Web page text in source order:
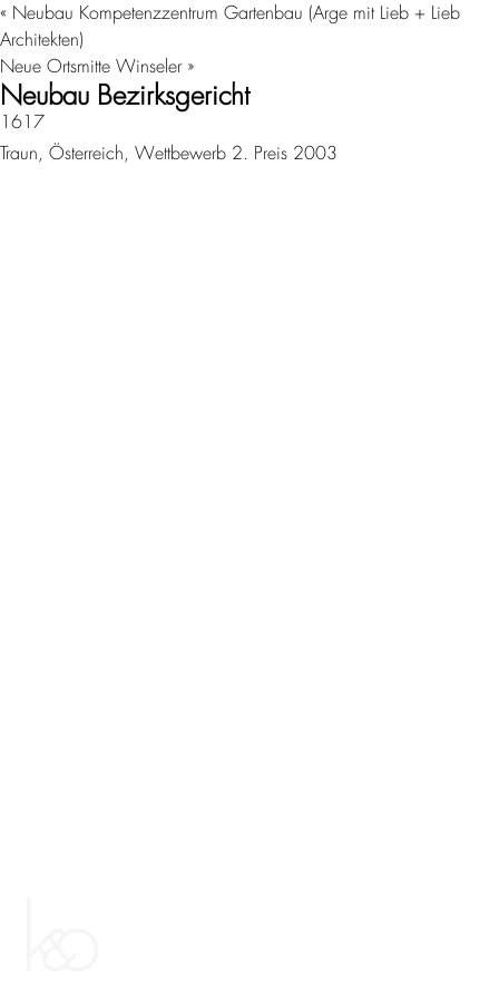
« Neubau Kompetenzzentrum Gartenbau (Arge mit Lieb + Lieb
Architekten)
Neue Ortsmitte Winseler»
Neubau Bezirksgericht
1617
Traun, Österreich, Wettbewerb 2. Preis 2003